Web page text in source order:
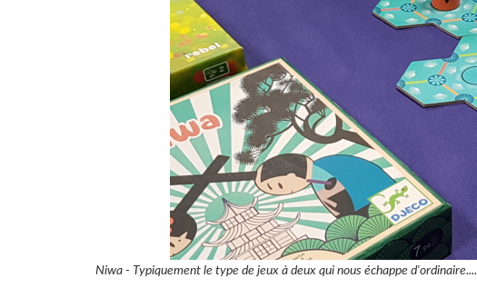
Niwa - Typiquement le type de jeux à deux qui nous échappe d'ordinaire....